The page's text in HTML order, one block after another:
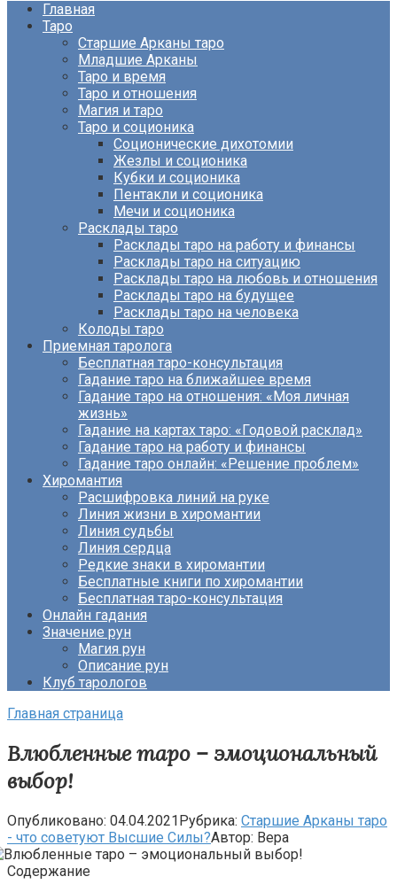
Главная
Таро
Старшие Арканы таро
Младшие Арканы
Таро и время
Таро и отношения
Магия и таро
Таро и соционика
Соционические дихотомии
Жезлы и соционика
Кубки и соционика
Пентакли и соционика
Мечи и соционика
Расклады таро
Расклады таро на работу и финансы
Расклады таро на ситуацию
Расклады таро на любовь и отношения
Расклады таро на будущее
Расклады таро на человека
Колоды таро
Приемная таролога
Бесплатная таро-консультация
Гадание таро на ближайшее время
Гадание таро на отношения: «Моя личная
жизнь»
Гадание на картах таро: «Годовой расклад»
Гадание таро на работу и финансы
Гадание таро онлайн: «Решение проблем»
Хиромантия
Расшифровка линий на руке
Линия жизни в хиромантии
Линия судьбы
Линия сердца
Редкие знаки в хиромантии
Бесплатные книги по хиромантии
Бесплатная таро-консультация
Онлайн гадания
Значение рун
Магия рун
Описание рун
Клуб тарологов
Главная страница
Влюбленные таро – эмоциональный
выбор!
Опубликовано: 04.04.2021Рубрика: Старшие Арканы таро
- что советуют Высшие Силы?Автор: Вера
Содержание